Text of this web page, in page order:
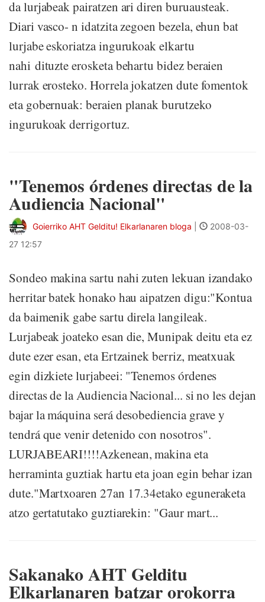
da lurjabeak pairatzen ari diren buruausteak.
Diari vasco- n idatzita zegoen bezela, ehun bat
lurjabe eskoriatza ingurukoak elkartu
nahi dituzte erosketa behartu bidez beraien
lurrak erosteko. Horrela jokatzen dute fomentok
eta gobernuak: beraien planak burutzeko
ingurukoak derrigortuz.
"Tenemos órdenes directas de la
Audiencia Nacional"
Goierriko AHT Gelditu! Elkarlanaren bloga
2008-03-
27 12:57
Sondeo makina sartu nahi zuten lekuan izandako
herritar batek honako hau aipatzen digu:"Kontua
da baimenik gabe sartu direla langileak.
Lurjabeak joateko esan die, Munipak deitu eta ez
dute ezer esan, eta Ertzainek berriz, meatxuak
egin dizkiete lurjabeei: "Tenemos órdenes
directas de la Audiencia Nacional... si no les dejan
bajar la máquina será desobediencia grave y
tendrá que venir detenido con nosotros".
LURJABEARI!!!!Azkenean, makina eta
herraminta guztiak hartu eta joan egin behar izan
dute."Martxoaren 27an 17.34etako eguneraketa
atzo gertatutako guztiarekin: "Gaur mart...
Sakanako AHT Gelditu
Elkarlanaren batzar orokorra